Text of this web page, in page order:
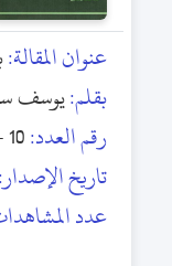
عنوان المقالة:
بقلم:يوسف
رقم العدد:10 - 12
تاريخ الإصدار:
عدد